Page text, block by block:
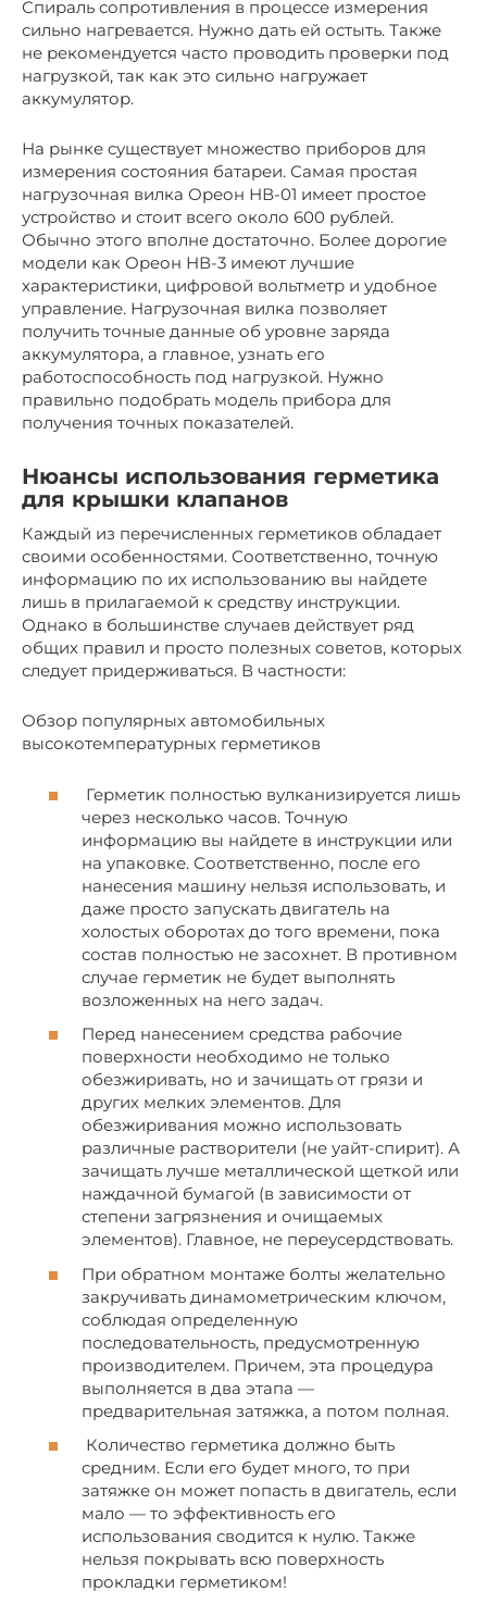
Спираль сопротивления в процессе измерения
сильно нагревается. Нужно дать ей остыть. Также
не рекомендуется часто проводить проверки под
нагрузкой, так как это сильно нагружает
аккумулятор.
На рынке существует множество приборов для
измерения состояния батареи. Самая простая
нагрузочная вилка Ореон НВ-01 имеет простое
устройство и стоит всего около 600 рублей.
Обычно этого вполне достаточно. Более дорогие
модели как Ореон НВ-3 имеют лучшие
характеристики, цифровой вольтметр и удобное
управление. Нагрузочная вилка позволяет
получить точные данные об уровне заряда
аккумулятора, а главное, узнать его
работоспособность под нагрузкой. Нужно
правильно подобрать модель прибора для
получения точных показателей.
Нюансы использования герметика
для крышки клапанов
Каждый из перечисленных герметиков обладает
своими особенностями. Соответственно, точную
информацию по их использованию вы найдете
лишь в прилагаемой к средству инструкции.
Однако в большинстве случаев действует ряд
общих правил и просто полезных советов, которых
следует придерживаться. В частности:
Обзор популярных автомобильных
высокотемпературных герметиков
Герметик полностью вулканизируется лишь
через несколько часов. Точную
информацию вы найдете в инструкции или
на упаковке. Соответственно, после его
нанесения машину нельзя использовать, и
даже просто запускать двигатель на
холостых оборотах до того времени, пока
состав полностью не засохнет. В противном
случае герметик не будет выполнять
возложенных на него задач.
Перед нанесением средства рабочие
поверхности необходимо не только
обезжиривать, но и зачищать от грязи и
других мелких элементов. Для
обезжиривания можно использовать
различные растворители (не уайт-спирит). А
зачищать лучше металлической щеткой или
наждачной бумагой (в зависимости от
степени загрязнения и очищаемых
элементов). Главное, не переусердствовать.
При обратном монтаже болты желательно
закручивать динамометрическим ключом,
соблюдая определенную
последовательность, предусмотренную
производителем. Причем, эта процедура
выполняется в два этапа —
предварительная затяжка, а потом полная.
Количество герметика должно быть
средним. Если его будет много, то при
затяжке он может попасть в двигатель, если
мало — то эффективность его
использования сводится к нулю. Также
нельзя покрывать всю поверхность
прокладки герметиком!